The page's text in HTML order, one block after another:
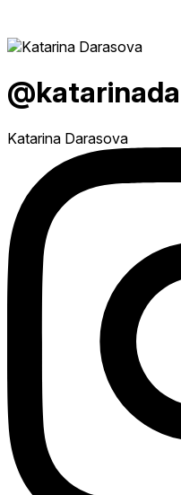
Katarina Darasova